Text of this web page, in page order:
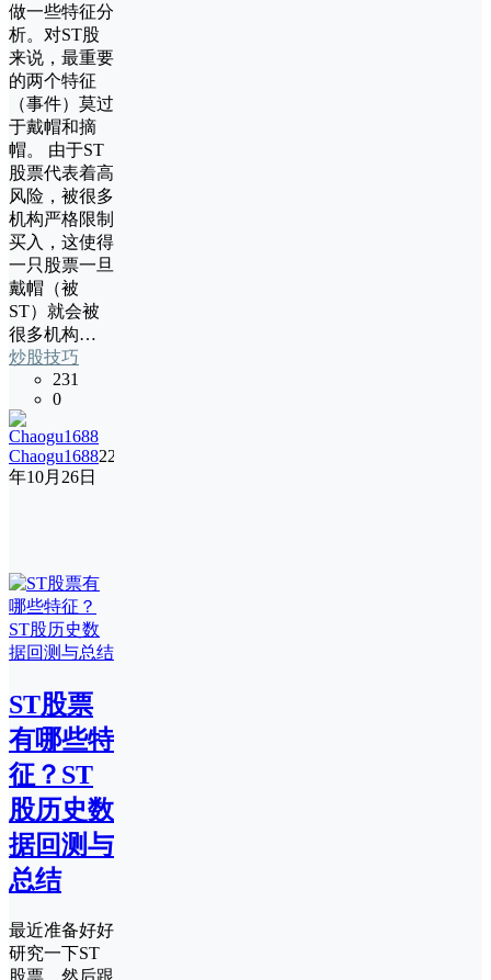
做一些特征分
析。对ST股
来说，最重要
的两个特征
（事件）莫过
于戴帽和摘
帽。 由于ST
股票代表着高
风险，被很多
机构严格限制
买入，这使得
一只股票一旦
戴帽（被
ST）就会被
很多机构…
炒股技巧
231
0
Chaogu168822
年10月26日
ST股票
有哪些特
征？ST
股历史数
据回测与
总结
最近准备好好
研究一下ST
股票，然后跟